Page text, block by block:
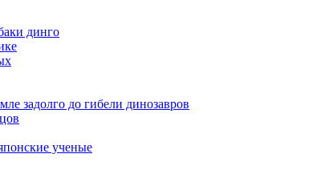
динго
задолго до гибели динозавров
ученые